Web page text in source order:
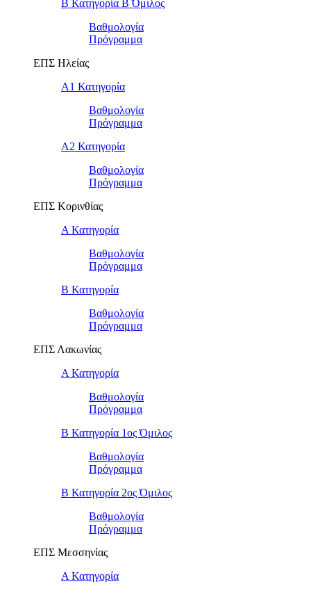
Β Κατηγορία Β Όμιλος
Βαθμολογία
Πρόγραμμα
ΕΠΣ Ηλείας
Α1 Κατηγορία
Βαθμολογία
Πρόγραμμα
Α2 Κατηγορία
Βαθμολογία
Πρόγραμμα
ΕΠΣ Κορινθίας
Α Κατηγορία
Βαθμολογία
Πρόγραμμα
Β Κατηγορία
Βαθμολογία
Πρόγραμμα
ΕΠΣ Λακωνίας
Α Κατηγορία
Βαθμολογία
Πρόγραμμα
Β Κατηγορία 1ος Όμιλος
Βαθμολογία
Πρόγραμμα
Β Κατηγορία 2ος Όμιλος
Βαθμολογία
Πρόγραμμα
ΕΠΣ Μεσσηνίας
Α Κατηγορία